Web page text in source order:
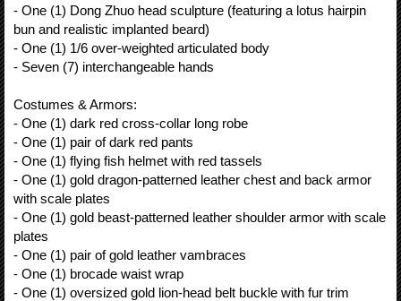
- One (1) Dong Zhuo head sculpture (featuring a lotus hairpin
bun and realistic implanted beard)
- One (1) 1/6 over-weighted articulated body
- Seven (7) interchangeable hands
Costumes & Armors:
- One (1) dark red cross-collar long robe
- One (1) pair of dark red pants
- One (1) flying fish helmet with red tassels
- One (1) gold dragon-patterned leather chest and back armor
with scale plates
- One (1) gold beast-patterned leather shoulder armor with scale
plates
- One (1) pair of gold leather vambraces
- One (1) brocade waist wrap
- One (1) oversized gold lion-head belt buckle with fur trim